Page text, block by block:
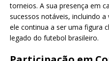
torneios. A sua presença em
sucessos notáveis, incluindo
ele continua a ser uma figura
legado do futebol brasileiro.